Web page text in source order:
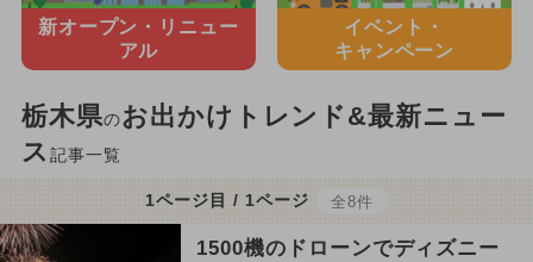
新オープン・ リニュー
アル
イベント・
キャンペーン
栃木県のお出かけトレンド&最新ニュー
ス 記事一覧
1ページ目 / 1ページ 全8件
1500機のドローンでディズニー